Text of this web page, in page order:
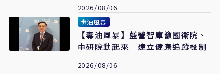
2026/08/06
毒油風暴
【毒油風暴】藍營智庫籲國衛院、
中研院動起來 建立健康追蹤機制
2026/08/06